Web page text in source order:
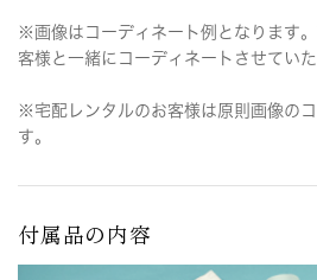
※画像はコーディネート例となります
客様と一緒にコーディネートさせていた
※宅配レンタルのお客様は原則画像の
す。
付属品の内容